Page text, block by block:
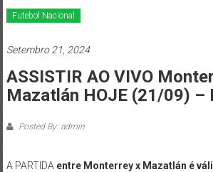
Futebol Nacional
Setembro 21, 2024
ASSISTIR AO VIVO
Mazatlán HOJE (21/09) –
Posted By: admin
A PARTIDA entre Monterrey x Mazatlán é